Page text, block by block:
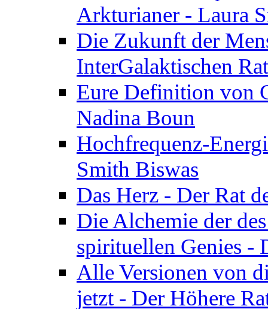
Arkturianer - Laura
Die Zukunft der
InterGalaktischen
Eure Definition von
Nadina Boun
Hochfrequenz-
Smith Biswas
Das Herz - Der Rat
Die Alchemie der
spirituellen Genies -
Alle Versionen von
jetzt - Der Höhere